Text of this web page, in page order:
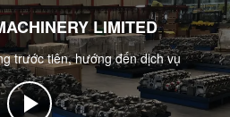
LIMITED
trước tiên, hướng đến dịch vụ